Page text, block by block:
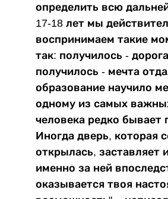
определить всю
17-18 лет мы
воспринимаем такие
так: получилось -
получилось - мечта
образование научило
одному из самых
человека редко бывает
Иногда дверь, которая
открылась, заставляет
именно за ней
оказывается твоя